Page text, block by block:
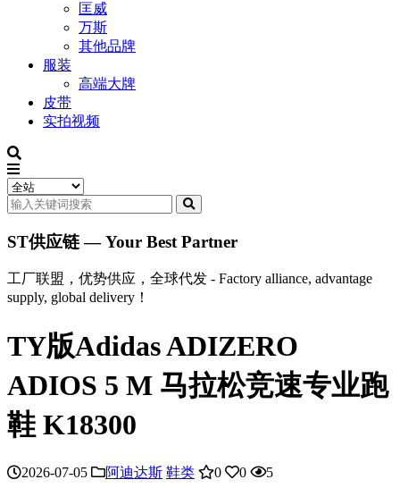
匡威
万斯
其他品牌
服装
高端大牌
皮带
实拍视频
ST供应链 — Your Best Partner
工厂联盟，优势供应，全球代发 - Factory alliance, advantage
supply, global delivery！
TY版Adidas ADIZERO
ADIOS 5 M 马拉松竞速专业跑
鞋 K18300
2026-07-05 阿迪达斯 鞋类 0 0 5